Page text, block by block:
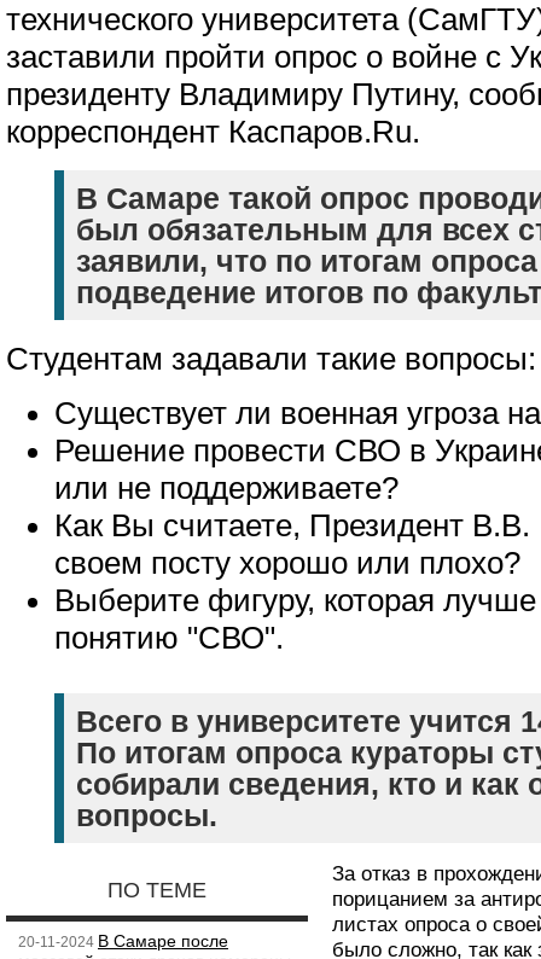
технического университета
заставили пройти опрос о войне с
президенту Владимиру Путину,
корреспондент Каспаров.Ru.
В Самаре такой опрос
был обязательным для всех
заявили, что по итогам
подведение итогов по
Студентам задавали такие вопросы:
Существует ли военная угроза
Решение провести СВО в
или не поддерживаете?
Как Вы считаете, Президент В.В.
своем посту хорошо или плохо?
Выберите фигуру, которая лучше
понятию "СВО".
Всего в университете учится
По итогам опроса кураторы
собирали сведения, кто и как
вопросы.
ПО ТЕМЕ
20-11-2024 В Самаре после
За отказ в
порицанием за
листах опроса о
было сложно, так